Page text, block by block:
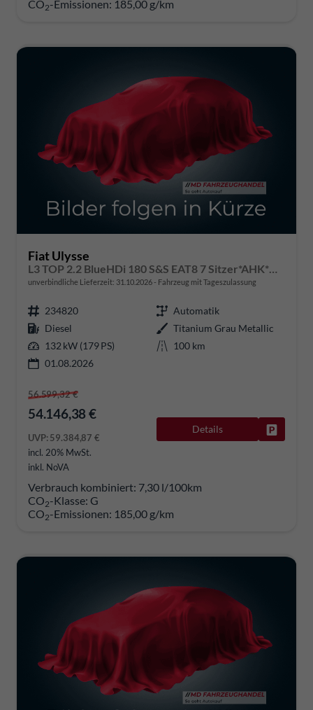
CO2-Emissionen: 185,00 g/km
Fiat Ulysse
unverbindliche Lieferzeit: 31.10.2026 Fahrzeug mit Tageszulassung
234820
Automatik
Diesel
Titanium Grau Metallic
132 kW (179 PS)
100 km
01.08.2026
56.599,32 €
54.146,38 €
UVP:59.384,87 €
incl. 20% MwSt.
inkl. NoVA
Details
Verbrauch kombiniert: 7,30 l/100km
CO2-Klasse: G
CO2-Emissionen: 185,00 g/km